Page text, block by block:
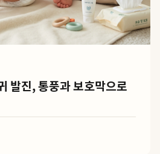
발진, 통풍과 보호막으로